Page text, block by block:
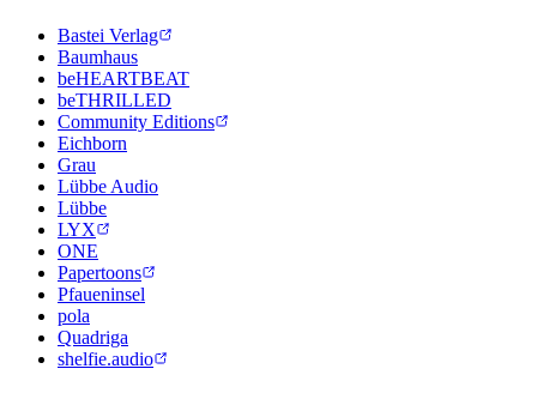
Bastei Verlag
Baumhaus
beHEARTBEAT
beTHRILLED
Community Editions
Eichborn
Grau
Lübbe Audio
Lübbe
LYX
ONE
Papertoons
Pfaueninsel
pola
Quadriga
shelfie.audio